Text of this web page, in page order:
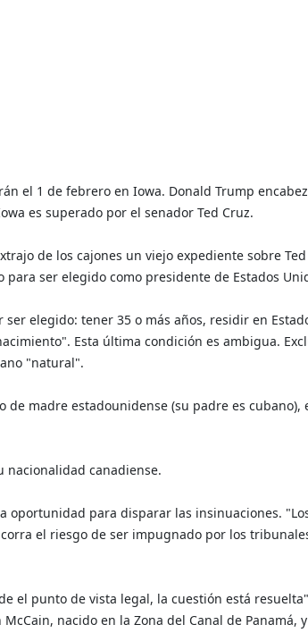
el 1 de febrero en Iowa. Donald Trump
es superado por el senador Ted Cruz.
de los cajones un viejo expediente sobre Ted
ser elegido como presidente de Estados
elegido: tener 35 o más años, residir en
Esta última condición es ambigua.
"natural".
madre estadounidense (su padre es cubano),
nacionalidad canadiense.
oportunidad para disparar las insinuaciones.
el riesgo de ser impugnado por los
el punto de vista legal, la cuestión está
nacido en la Zona del Canal de Panamá,